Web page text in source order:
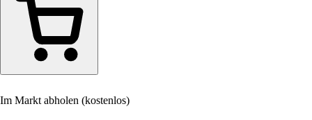
Im Markt abholen (kostenlos)